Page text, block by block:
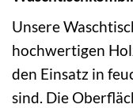
Unsere
hochwertigen
den Einsatz in
sind. Die